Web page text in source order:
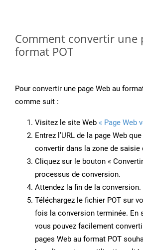
Comment convertir une
format POT
Pour convertir une page Web au
comme suit :
Visitez le site Web « Page Web
Entrez l’URL de la page Web
convertir dans la zone de saisie
Cliquez sur le bouton «
processus de conversion.
Attendez la fin de la conversion.
Téléchargez le fichier POT sur
fois la conversion terminée. En
vous pouvez facilement
pages Web au format POT